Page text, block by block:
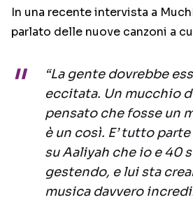
In una recente intervista a
parlato delle nuove canzoni a
“La gente dovrebbe
eccitata. Un mucchio
pensato che fosse un
è un così. E’ tutto
su Aaliyah che io e 40
gestendo, e lui sta
musica davvero